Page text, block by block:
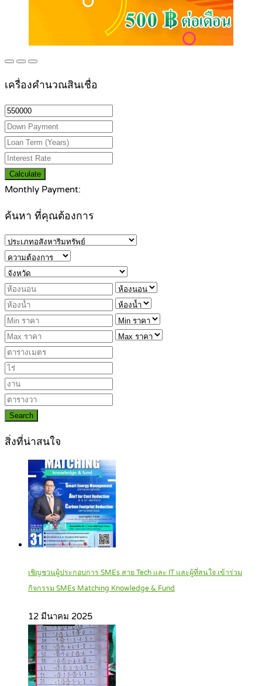
เครื่องคำนวณสินเชื่อ
Calculate
Monthly Payment:
ค้นหา ที่คุณต้องการ
Search
สิ่งที่น่าสนใจ
เชิญชวนผู้ประกอบการ SMEs สาย Tech และ IT และผู้ที่สนใจ เข้าร่วม
กิจกรรม SMEs Matching Knowledge & Fund
12 มีนาคม 2025